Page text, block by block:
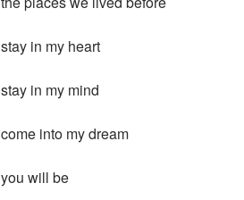
stay in my heart
stay in my mind
come into my dream
you will be